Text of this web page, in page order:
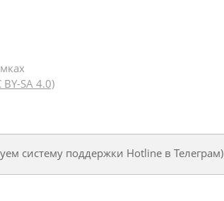
SA 4.0)
систему поддержки Hotline в Телеграм)